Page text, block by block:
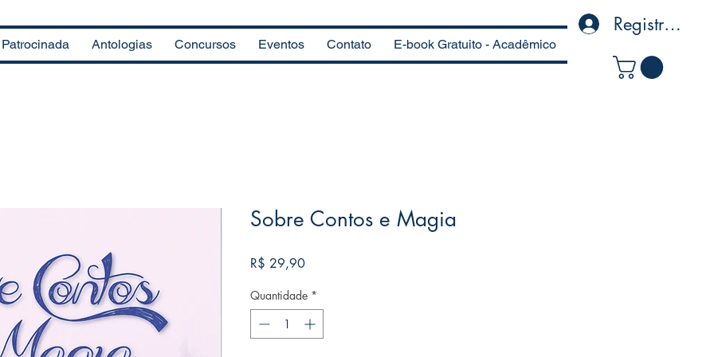
Sobre Contos e Magia
R$ 29,90Preço
Quantidade *
Antologias Concursos Eventos Contato E-book Gratuito - Acadêmico
Registre-se